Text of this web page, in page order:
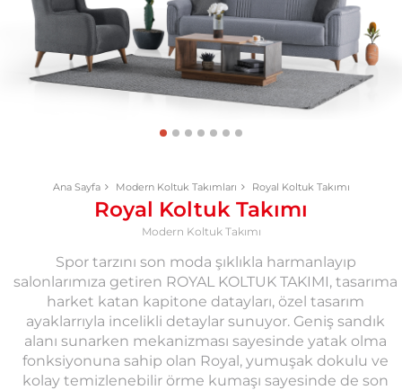
Ana Sayfa Modern Koltuk Takımları Royal Koltuk Takımı
Royal Koltuk Takımı
Modern Koltuk Takımı
Spor tarzını son moda şıklıkla harmanlayıp
salonlarımıza getiren ROYAL KOLTUK TAKIMI, tasarıma
harket katan kapitone datayları, özel tasarım
ayaklarrıyla incelikli detaylar sunuyor. Geniş sandık
alanı sunarken mekanizması sayesinde yatak olma
fonksiyonuna sahip olan Royal, yumuşak dokulu ve
kolay temizlenebilir örme kumaşı sayesinde de son